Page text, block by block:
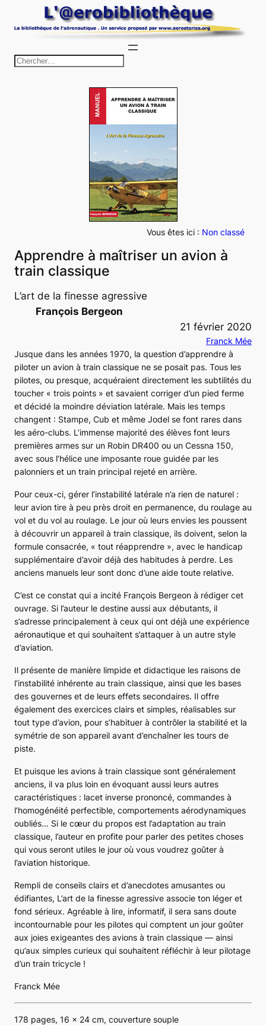
au
h
e
r
h
e
r
Vous êtes ici : Non classé
Apprendre à maîtriser un avion à
train classique
L’art de la finesse agressive
François Bergeon
21 février 2020
Franck Mée
Jusque dans les années 1970, la question d’apprendre à
piloter un avion à train classique ne se posait pas. Tous les
pilotes, ou presque, acquéraient directement les subtilités du
toucher « trois points » et savaient corriger d’un pied ferme
et décidé la moindre déviation latérale. Mais les temps
changent : Stampe, Cub et même Jodel se font rares dans
les aéro-clubs. L’immense majorité des élèves font leurs
premières armes sur un Robin DR400 ou un Cessna 150,
avec sous l’hélice une imposante roue guidée par les
palonniers et un train principal rejeté en arrière.
Pour ceux-ci, gérer l’instabilité latérale n’a rien de naturel :
leur avion tire à peu près droit en permanence, du roulage au
vol et du vol au roulage. Le jour où leurs envies les poussent
à découvrir un appareil à train classique, ils doivent, selon la
formule consacrée, « tout réapprendre », avec le handicap
supplémentaire d’avoir déjà des habitudes à perdre. Les
anciens manuels leur sont donc d’une aide toute relative.
C’est ce constat qui a incité François Bergeon à rédiger cet
ouvrage. Si l’auteur le destine aussi aux débutants, il
s’adresse principalement à ceux qui ont déjà une expérience
aéronautique et qui souhaitent s’attaquer à un autre style
d’aviation.
Il présente de manière limpide et didactique les raisons de
l’instabilité inhérente au train classique, ainsi que les bases
des gouvernes et de leurs effets secondaires. Il offre
également des exercices clairs et simples, réalisables sur
tout type d’avion, pour s’habituer à contrôler la stabilité et la
symétrie de son appareil avant d’enchaîner les tours de
piste.
Et puisque les avions à train classique sont généralement
anciens, il va plus loin en évoquant aussi leurs autres
caractéristiques : lacet inverse prononcé, commandes à
l’homogénéité perfectible, comportements aérodynamiques
oubliés… Si le cœur du propos est l’adaptation au train
classique, l’auteur en profite pour parler des petites choses
qui vous seront utiles le jour où vous voudrez goûter à
l’aviation historique.
Rempli de conseils clairs et d’anecdotes amusantes ou
édifiantes, L’art de la finesse agressive associe ton léger et
fond sérieux. Agréable à lire, informatif, il sera sans doute
incontournable pour les pilotes qui comptent un jour goûter
aux joies exigeantes des avions à train classique — ainsi
qu’aux simples curieux qui souhaitent réfléchir à leur pilotage
d’un train tricycle !
Franck Mée
178 pages, 16 x 24 cm, couverture souple